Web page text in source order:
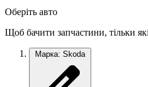
Оберіть авто
Щоб бачити запчастини, тільки
Марка: Skoda